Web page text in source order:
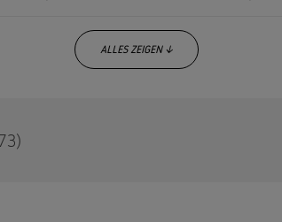
ALLES ZEIGEN ↓